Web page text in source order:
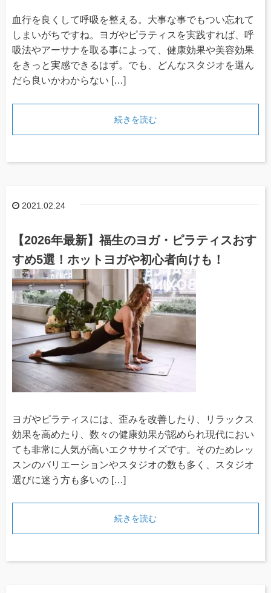
血行を良くして呼吸を整える。大事な事でもつい忘れて
しまいがちですね。ヨガやピラティスを実践すれば、呼
吸法やアーサナを取る事によって、健康効果や美容効果
をきっと実感できるはず。でも、どんなスタジオを選ん
だら良いかわからない […]
続きを読む
2021.02.24
【2026年最新】福生のヨガ・ピラティスおす
すめ5選！ホットヨガや初心者向けも！
ヨガやピラティスには、歪みを改善したり、リラックス
効果を高めたり、数々の健康効果が認められ現代におい
ても非常に人気が高いエクササイズです。そのためレッ
スンのバリエーションやスタジオの数も多く、スタジオ
選びに迷う方も多いの […]
続きを読む